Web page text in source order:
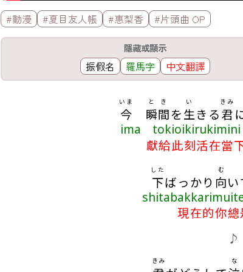
標籤欄
#動漫 #夏目友人帳 #惠梨香 #片頭曲 OP
隱藏或顯示
振假名 羅馬字 中文翻譯
今
いま
瞬間
とき
を生
い
きる君
きみ
ima
獻給此刻活在
下
した
ばっかり 向
む
現在的你
♪
きみ な